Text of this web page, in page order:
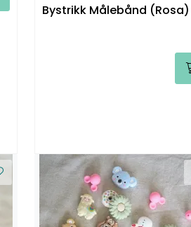
Bystrikk Målebånd (Rosa)